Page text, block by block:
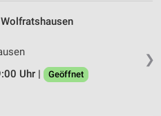
❯
Uhr |
Geöffnet